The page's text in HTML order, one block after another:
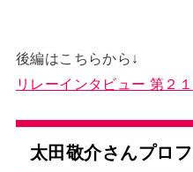
後編はこちらから↓
リレーインタビュー 第２
太田敬介さんプロ